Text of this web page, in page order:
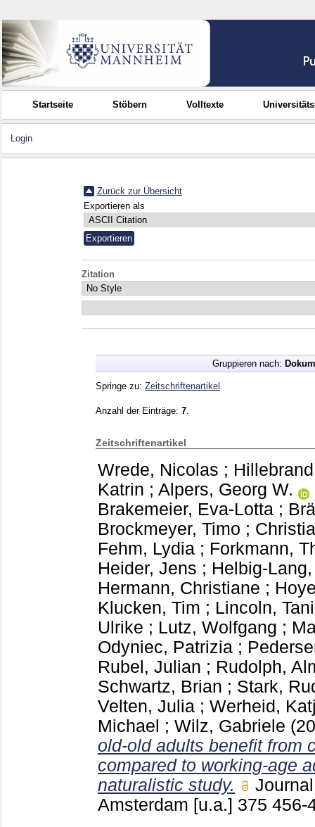
Startseite Stöbern Volltexte
Login
Zurück zur Übersicht
Exportieren als
Zitation
Gruppieren nach:
Springe zu: Zeitschriftenartikel
Anzahl der Einträge: 7
Zeitschriftenartikel
Wrede, Nicolas ;
Katrin ; Alpers, Georg W.
Brakemeier, Eva-Lotta ;
Brockmeyer, Timo ;
Fehm, Lydia ; Forkmann,
Heider, Jens ; Helbig-
Hermann, Christiane ;
Klucken, Tim ; Lincoln,
Ulrike ; Lutz, Wolfgang ;
Odyniec, Patrizia ;
Rubel, Julian ; Rudolph,
Schwartz, Brian ; Stark,
Velten, Julia ; Werheid,
Michael ; Wilz, Gabriele
old-old adults benefit from
compared to working-age
naturalistic study.
Amsterdam [u.a.] 375 456-